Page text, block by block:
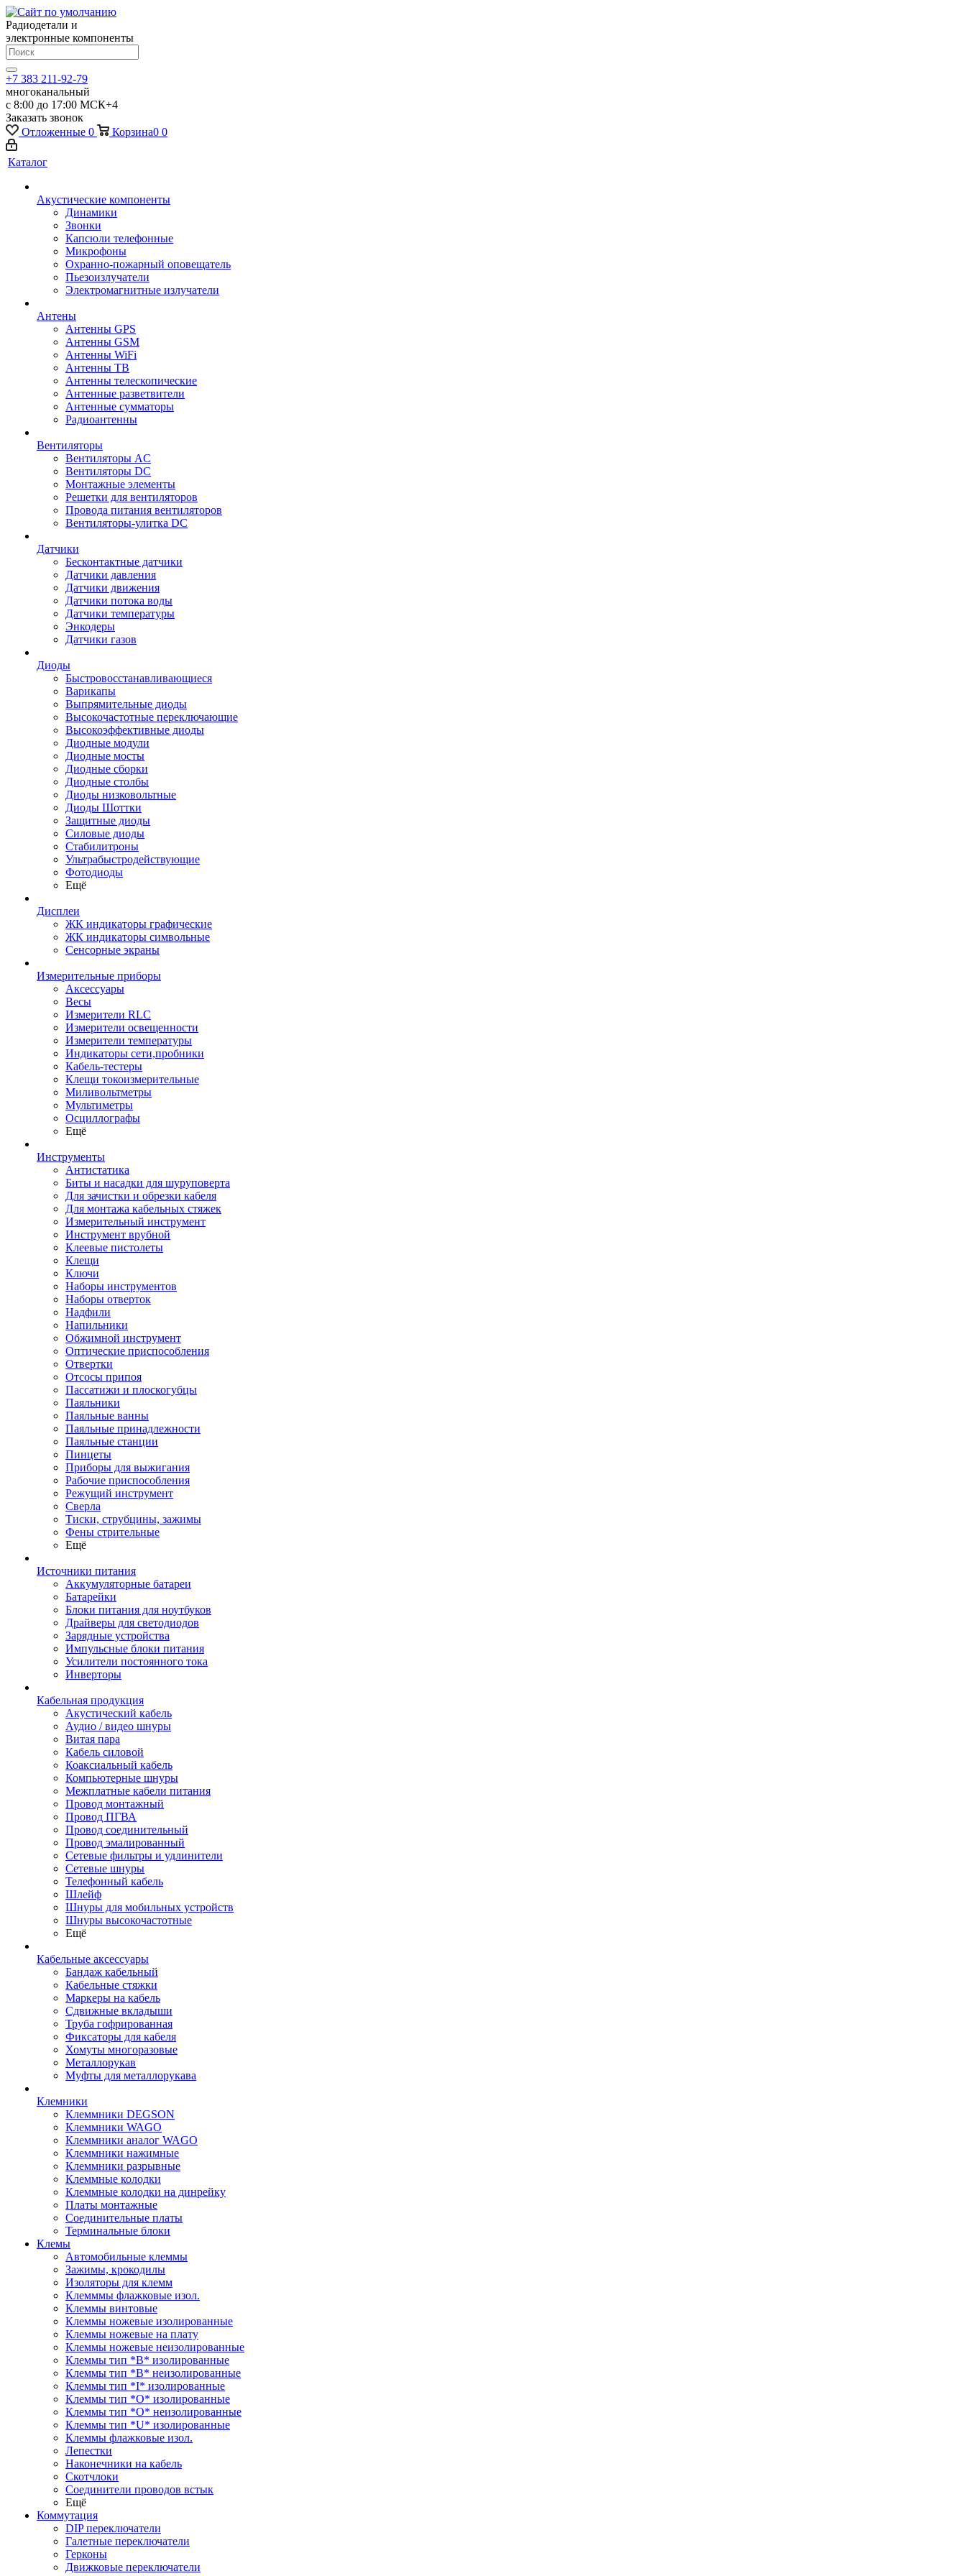
Радиодетали и
электронные компоненты
+7 383 211-92-79
многоканальный
с 8:00 до 17:00 МСК+4
Заказать звонок
Отложенные 0 Корзина0 0
Каталог
Акустические компоненты
Динамики
Звонки
Капсюли телефонные
Микрофоны
Охранно-пожарный оповещатель
Пьезоизлучатели
Электромагнитные излучатели
Антены
Антенны GPS
Антенны GSM
Антенны WiFi
Антенны ТВ
Антенны телескопические
Антенные разветвители
Антенные сумматоры
Радиоантенны
Вентиляторы
Вентиляторы AC
Вентиляторы DC
Монтажные элементы
Решетки для вентиляторов
Провода питания вентиляторов
Вентиляторы-улитка DC
Датчики
Бесконтактные датчики
Датчики давления
Датчики движения
Датчики потока воды
Датчики температуры
Энкодеры
Датчики газов
Диоды
Быстровосстанавливающиеся
Варикапы
Выпрямительные диоды
Высокочастотные переключающие
Высокоэффективные диоды
Диодные модули
Диодные мосты
Диодные сборки
Диодные столбы
Диоды низковольтные
Диоды Шоттки
Защитные диоды
Силовые диоды
Стабилитроны
Ультрабыстродействующие
Фотодиоды
Ещё
Дисплеи
ЖК индикаторы графические
ЖК индикаторы символьные
Сенсорные экраны
Измерительные приборы
Аксессуары
Весы
Измерители RLC
Измерители освещенности
Измерители температуры
Индикаторы сети,пробники
Кабель-тестеры
Клещи токоизмерительные
Миливольтметры
Мультиметры
Осциллографы
Ещё
Инструменты
Антистатика
Биты и насадки для шуруповерта
Для зачистки и обрезки кабеля
Для монтажа кабельных стяжек
Измерительный инструмент
Инструмент врубной
Клеевые пистолеты
Клещи
Ключи
Наборы инструментов
Наборы отверток
Надфили
Напильники
Обжимной инструмент
Оптические приспособления
Отвертки
Отсосы припоя
Пассатижи и плоскогубцы
Паяльники
Паяльные ванны
Паяльные принадлежности
Паяльные станции
Пинцеты
Приборы для выжигания
Рабочие приспособления
Режущий инструмент
Сверла
Тиски, струбцины, зажимы
Фены стрительные
Ещё
Источники питания
Аккумуляторные батареи
Батарейки
Блоки питания для ноутбуков
Драйверы для светодиодов
Зарядные устройства
Импульсные блоки питания
Усилители постоянного тока
Инверторы
Кабельная продукция
Акустический кабель
Аудио / видео шнуры
Витая пара
Кабель силовой
Коаксиальный кабель
Компьютерные шнуры
Межплатные кабели питания
Провод монтажный
Провод ПГВА
Провод соединительный
Провод эмалированный
Сетевые фильтры и удлинители
Сетевые шнуры
Телефонный кабель
Шлейф
Шнуры для мобильных устройств
Шнуры высокочастотные
Ещё
Кабельные аксессуары
Бандаж кабельный
Кабельные стяжки
Маркеры на кабель
Сдвижные вкладыши
Труба гофрированная
Фиксаторы для кабеля
Хомуты многоразовые
Металлорукав
Муфты для металлорукава
Клемники
Клеммники DEGSON
Клеммники WAGO
Клеммники аналог WAGO
Клеммники нажимные
Клеммники разрывные
Клеммные колодки
Клеммные колодки на динрейку
Платы монтажные
Соединительные платы
Терминальные блоки
Клемы
Автомобильные клеммы
Зажимы, крокодилы
Изоляторы для клемм
Клемммы флажковые изол.
Клеммы винтовые
Клеммы ножевые изолированные
Клеммы ножевые на плату
Клеммы ножевые неизолированные
Клеммы тип *B* изолированные
Клеммы тип *B* неизолированные
Клеммы тип *I* изолированные
Клеммы тип *O* изолированные
Клеммы тип *O* неизолированные
Клеммы тип *U* изолированные
Клеммы флажковые изол.
Лепестки
Наконечники на кабель
Скотчлоки
Соединители проводов встык
Ещё
Коммутация
DIP переключатели
Галетные переключатели
Герконы
Движковые переключатели